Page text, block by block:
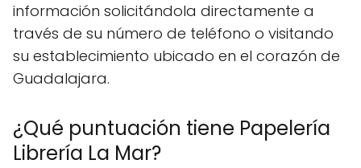
información solicitándola directamente a
través de su número de teléfono o visitando
su establecimiento ubicado en el corazón de
Guadalajara.
¿Qué puntuación tiene Papelería
Librería La Mar?